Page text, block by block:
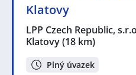
Klatovy
LPP Czech Republic,
Klatovy(18 km)
Plný úvazek